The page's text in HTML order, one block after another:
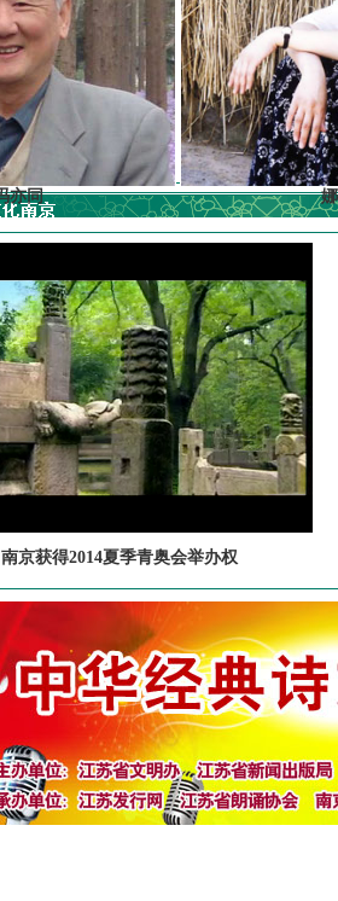
娜夜
南京获得2014夏季青奥会举办权